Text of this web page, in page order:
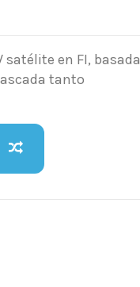
en FI, basada
tanto